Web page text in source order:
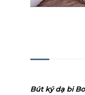
Bút ký dạ bi